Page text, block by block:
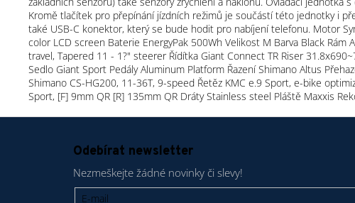
Kromě tlačítek pro přepínání jízdních režimů je součástí této jednotky i
také USB-C konektor, který se bude hodit pro nabíjení telefonu. Motor
color LCD screen Baterie EnergyPak 500Wh Velikost M Barva Black
travel, Tapered 11 - 1?" steerer Řídítka Giant Connect TR Riser
Sedlo Giant Sport Pedály Aluminum Platform Řazení Shimano Altus
Shimano CS-HG200, 11-36T, 9-speed Řetěz KMC e.9 Sport, e-bike
Sport, [F] 9mm QR [R] 135mm QR Dráty Stainless steel Pláště Maxxis
Odebírat newsletter
Nezmeškejte žádné novinky či slevy!
E-mail